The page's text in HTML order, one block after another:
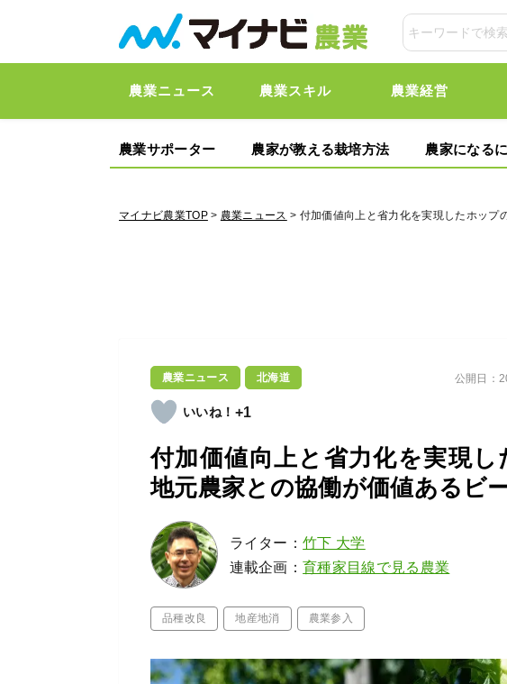
農業ニュース 農業スキル 農業経営
農業サポーター 農家が教える栽培方法 農家になる
マイナビ農業TOP> 農業ニュース > 付加価値向上と省力化を実現したホップ
農業ニュース 北海道
+1
付加価値向上と省力化を実現し
地元農家との協働が価値あるビ
ライター：竹下 大学
連載企画：育種家目線で見る農業
品種改良 地産地消 農業参入
公開日：